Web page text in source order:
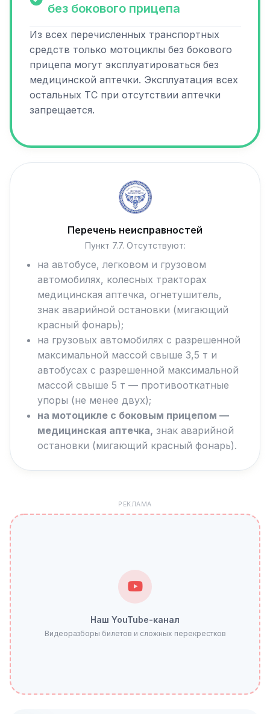
без бокового прицепа
Из всех перечисленных транспортных
средств только мотоциклы без бокового
прицепа могут эксплуатироваться без
медицинской аптечки. Эксплуатация всех
остальных ТС при отсутствии аптечки
запрещается.
Перечень неисправностей
Пункт 7.7. Отсутствуют:
на автобусе, легковом и грузовом
автомобилях, колесных тракторах
медицинская аптечка, огнетушитель,
знак аварийной остановки (мигающий
красный фонарь);
на грузовых автомобилях с разрешенной
максимальной массой свыше 3,5 т и
автобусах с разрешенной максимальной
массой свыше 5 т — противооткатные
упоры (не менее двух);
на мотоцикле с боковым прицепом —
медицинская аптечка, знак аварийной
остановки (мигающий красный фонарь).
РЕКЛАМА
Наш YouTube-канал
Видеоразборы билетов и сложных перекрестков